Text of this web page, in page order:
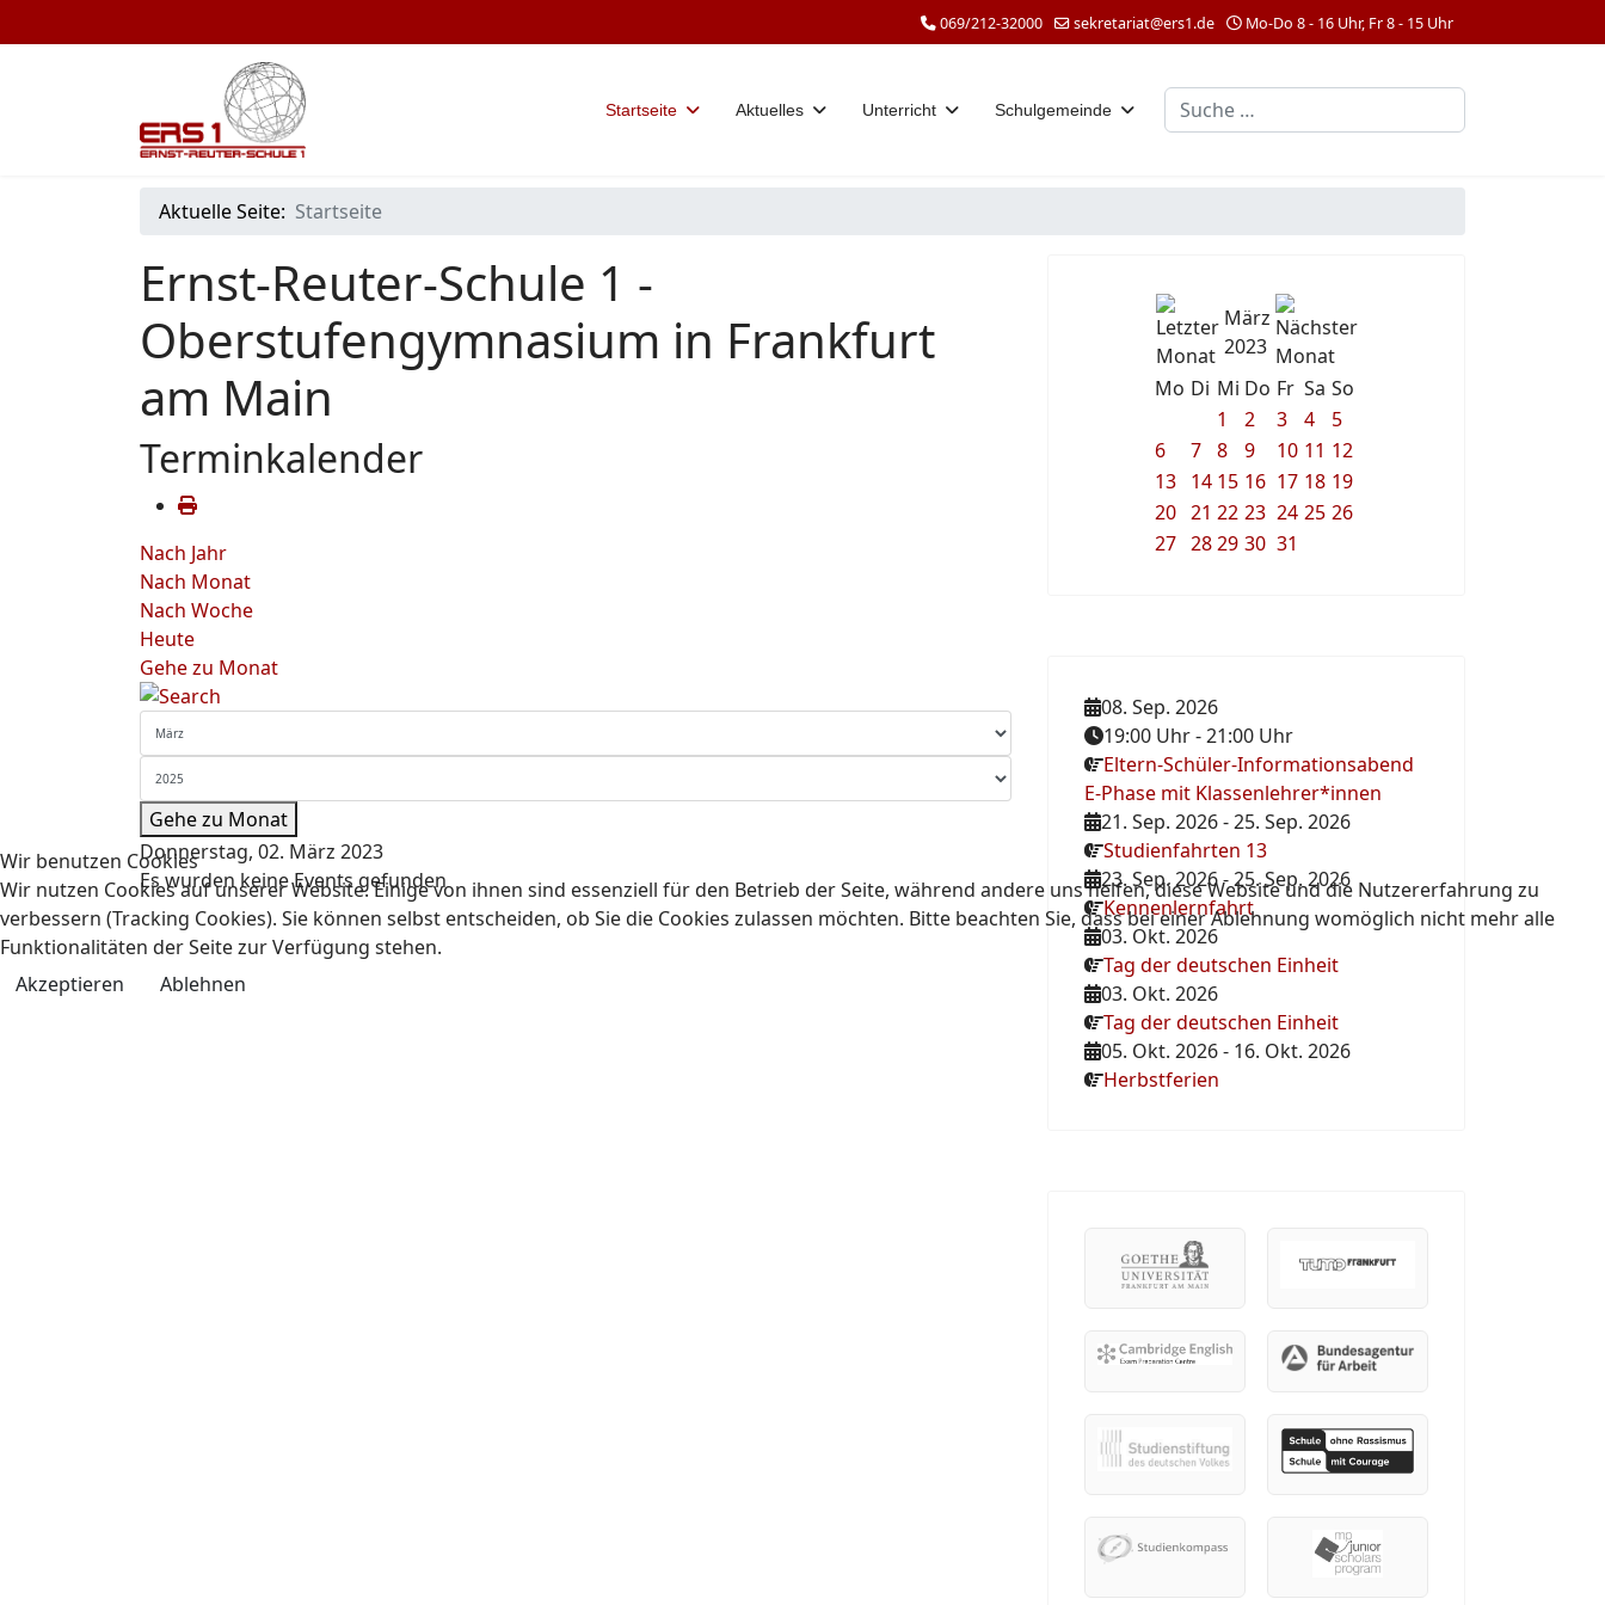
069/212-32000 sekretariat@ers1.de Mo-Do 8 - 16 Uhr, Fr 8 - 15 Uhr
Startseite Aktuelles Unterricht Schulgemeinde Suchen
Aktuelle Seite: Startseite
Ernst-Reuter-Schule 1 -
Oberstufengymnasium in Frankfurt
am Main
Terminkalender
Nach Jahr
Nach Monat
Nach Woche
Heute
Gehe zu Monat
Gehe zu Monat
Donnerstag, 02. März 2023
Es wurden keine Events gefunden
März
2023
Mo Di Mi Do Fr Sa So
1
2 3 4
5
6
7 8 9 10 11 12
13
14 15 16 17 18 19
20 21 22 23 24 25 26
27 28 29 30 31
08. Sep. 2026
19:00 Uhr-21:00 Uhr
Eltern-Schüler-Informationsabend
E-Phase mit Klassenlehrer*innen
21. Sep. 2026-25. Sep. 2026
Studienfahrten 13
23. Sep. 2026-25. Sep. 2026
Kennenlernfahrt
03. Okt. 2026
Tag der deutschen Einheit
03. Okt. 2026
Tag der deutschen Einheit
05. Okt. 2026- 16. Okt. 2026
Herbstferien
Wir benutzen Cookies
Wir nutzen Cookies auf unserer Website. Einige von ihnen sind essenziell für den Betrieb der Seite, während andere uns helfen, diese Website und die Nutzererfahrung zu
verbessern (Tracking Cookies). Sie können selbst entscheiden, ob Sie die Cookies zulassen möchten. Bitte beachten Sie, dass bei einer Ablehnung womöglich nicht mehr alle
Funktionalitäten der Seite zur Verfügung stehen.
Akzeptieren
Ablehnen